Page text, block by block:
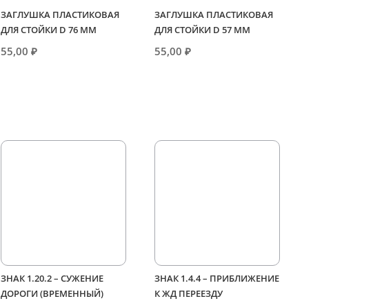
ЗАГЛУШКА ПЛАСТИКОВАЯ
ДЛЯ СТОЙКИ D 76 ММ
55,00 ₽
ЗАГЛУШКА ПЛАСТИКОВАЯ
ДЛЯ СТОЙКИ D 57 ММ
55,00 ₽
ЗНАК 1.20.2 – СУЖЕНИЕ
ДОРОГИ (ВРЕМЕННЫЙ)
ЗНАК 1.4.4 – ПРИБЛИЖЕНИЕ
К ЖД ПЕРЕЕЗДУ